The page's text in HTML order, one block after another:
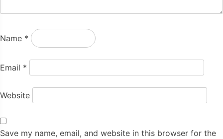
Name *
Email *
Website
Save my name, email, and website in this browser for the